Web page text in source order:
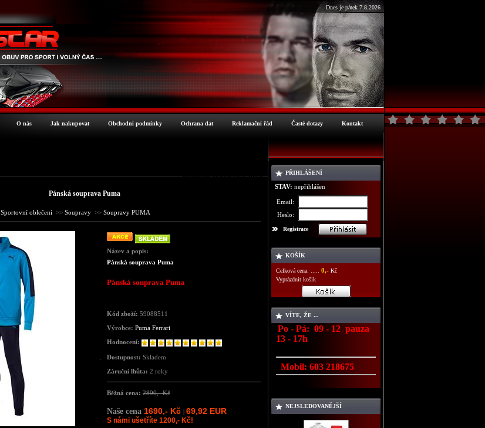
Dnes je pátek 7.8.2026
O nás Jak nakupovat Obchodní podmínky Ochrana dat Reklamační řád Časté dotazy Kontakt
Podrobné informace o zboží
Pánská souprava Puma
Sportovní oblečení >> Soupravy >> Soupravy PUMA
Název a popis:
Pánská souprava Puma
Pánská souprava Puma
Kód zboží: 59088511
Výrobce: Puma Ferrari
Hodnocení:
Dostupnost: Skladem
Záruční lhůta: 2 roky
Běžná cena: 2890,- Kč
Naše cena 1690,- Kč | 69,92 EUR
S námi ušetříte 1200,- Kč!
PŘIHLÁŠENÍ
STAV: nepřihlášen
Email:
Heslo:
Registrace
KOŠÍK
Celková cena: ..... 0,- Kč
Vyprázdnit košík
VÍTE, ŽE ...
Po - Pá: 09 - 12 pauza
13 - 17h
Mobil: 603 218675
NEJSLEDOVANĚJŠÍ